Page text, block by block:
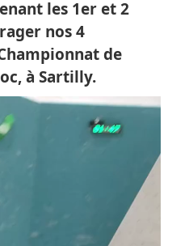
les 1er et 2
nos 4
de
à Sartilly.